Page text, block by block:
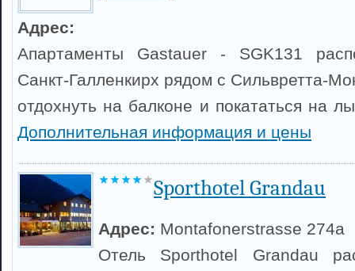
Адрес:
Апартаменты Gastauer - SGK131
Санкт-Галленкирх рядом с Сильвретта-
отдохнуть на балконе и покататься на
Дополнительная информация и цены
Sporthotel Grandau
Адрес: Montafonerstrasse 274a
Отель Sporthotel Grandau